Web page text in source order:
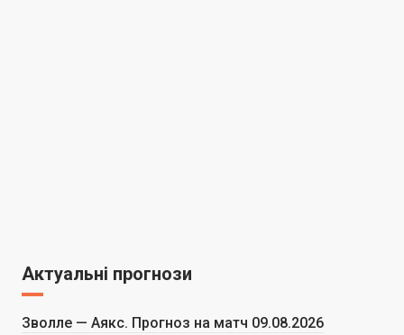
Актуальні прогнози
Зволле — Аякс. Прогноз на матч 09.08.2026